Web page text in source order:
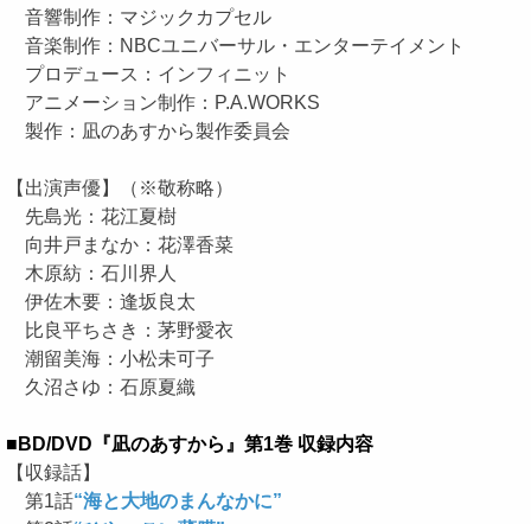
音響制作：マジックカプセル
音楽制作：NBCユニバーサル・エンターテイメント
プロデュース：インフィニット
アニメーション制作：P.A.WORKS
製作：凪のあすから製作委員会
【出演声優】（※敬称略）
先島光：花江夏樹
向井戸まなか：花澤香菜
木原紡：石川界人
伊佐木要：逢坂良太
比良平ちさき：茅野愛衣
潮留美海：小松未可子
久沼さゆ：石原夏織
■BD/DVD『凪のあすから』第1巻 収録内容
【収録話】
第1話“海と大地のまんなかに”